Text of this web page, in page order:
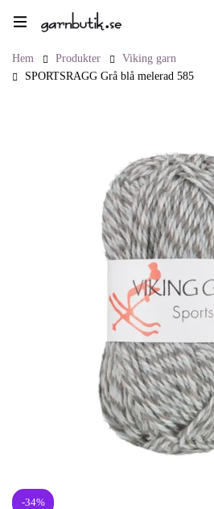
Hem Produkter
Viking garn
SPORTSRAGG Grå blå melerad 585
-34%